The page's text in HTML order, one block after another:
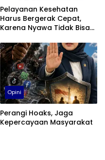
Pelayanan Kesehatan
Harus Bergerak Cepat,
Karena Nyawa Tidak Bisa
Opini
Perangi Hoaks, Jaga
Kepercayaan Masyarakat